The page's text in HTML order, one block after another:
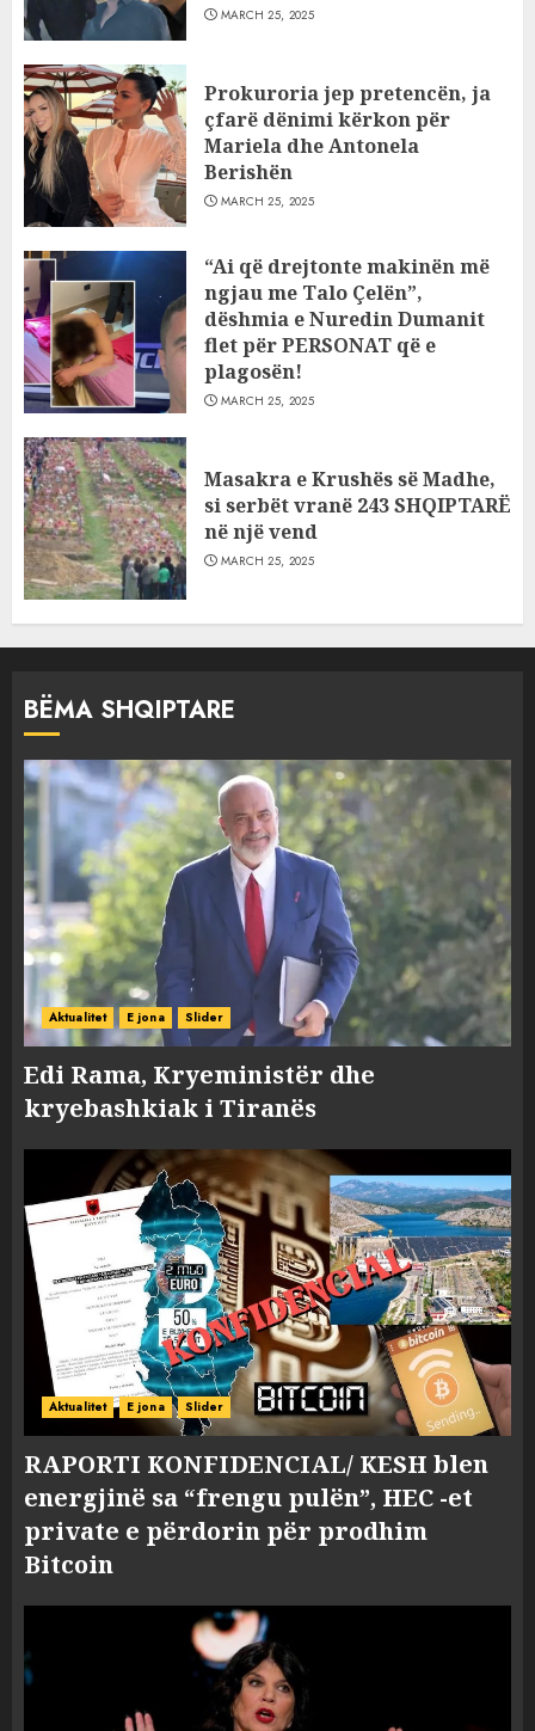
MARCH 25, 2025
Prokuroria jep pretencën, ja
çfarë dënimi kërkon për
Mariela dhe Antonela
Berishën
MARCH 25, 2025
“Ai që drejtonte makinën më
ngjau me Talo Çelën”,
dëshmia e Nuredin Dumanit
flet për PERSONAT që e
plagosën!
MARCH 25, 2025
Masakra e Krushës së Madhe,
si serbët vranë 243 SHQIPTARË
në një vend
MARCH 25, 2025
BËMA SHQIPTARE
Aktualitet E jona Slider
Edi Rama, Kryeministër dhe
kryebashkiak i Tiranës
Aktualitet E jona Slider
RAPORTI KONFIDENCIAL/ KESH blen
energjinë sa “frengu pulën”, HEC -et
private e përdorin për prodhim
Bitcoin